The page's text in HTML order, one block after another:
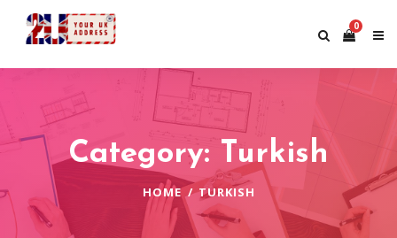
0
Category: Turkish
HOME TURKISH